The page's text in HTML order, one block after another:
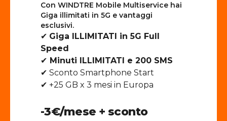
Con WINDTRE Mobile Multiservice hai
Giga illimitati in 5G e vantaggi
esclusivi.
✔ Giga ILLIMITATI in 5G Full
Speed
✔ Minuti ILLIMITATI e 200 SMS
✔ Sconto Smartphone Start
✔ +25 GB x 3 mesi in Europa
-3€/mese + sconto